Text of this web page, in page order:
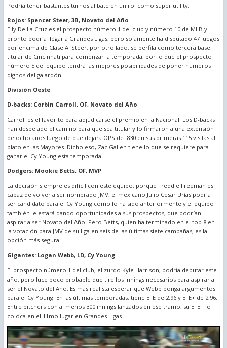
Podría tener bastantes turnos al bate en un rol como súper utility.
Rojos: Spencer Steer, 3B, Novato del Año
Elly De La Cruz es el prospecto número 1 del club y número 10 de MLB y
pronto podría llegar a Grandes Ligas, pero solamente ha disputado 47 juegos
por encima de Clase A. Steer, por otro lado, se perfila como tercera base
titular de Cincinnati para comenzar la temporada, por lo que el prospecto
número 5 del equipo tendrá las mejores posibilidades de poner números
dignos del galardón.
División Oeste
D-backs: Corbin Carroll, OF, Novato del Año
Carroll es el favorito para adjudicarse el premio en la Nacional. Los D-backs
han despejado el camino para que sea titular y lo firmaron a una extensión
de ocho años luego de que dejara OPS de .830 en sus primeras 115 visitas al
plato en las Mayores. Dicho eso, Zac Gallen tiene lo que se requiere para
ganar el Cy Young esta temporada.
Dodgers: Mookie Betts, OF, MVP
La decisión siempre es difícil con este equipo, porque Freddie Freeman es
capaz de volver a ser nombrado JMV, el mexicano Julio César Urías podría
ser candidato para el Cy Young como lo ha sido anteriormente y el equipo
también le estará dando oportunidades a sus prospectos, que podrían
aspirar a ser Novato del Año. Pero Betts, quien ha terminado en el top 8 en
la votación para JMV de su liga en seis de las últimas siete campañas, es la
opción más segura.
Gigantes: Logan Webb, LD, Cy Young
El prospecto número 1 del club, el zurdo Kyle Harrison, podría debutar este
año, pero luce poco probable que tire los innings necesarios para aspirar a
ser el Novato del Año. Es más realista esperar que Webb ponga argumentos
para el Cy Young. En las últimas temporadas, tiene EFE de 2.96 y EFE+ de 2.96.
Entre pitchers con al menos 300 innings lanzados en ese tramo, su EFE+ lo
coloca en el 11mo lugar en Grandes Ligas.